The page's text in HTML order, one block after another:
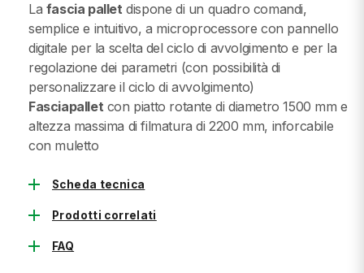
La fascia pallet dispone di un quadro comandi,
semplice e intuitivo, a microprocessore con pannello
digitale per la scelta del ciclo di avvolgimento e per la
regolazione dei parametri (con possibilità di
personalizzare il ciclo di avvolgimento)
Fasciapallet con piatto rotante di diametro 1500 mm e
altezza massima di filmatura di 2200 mm, inforcabile
con muletto
add Scheda tecnica
add Prodotti correlati
add FAQ